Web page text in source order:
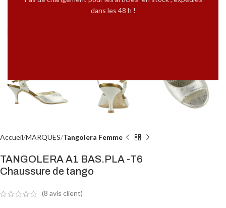
dans les 48 h !
Accueil MARQUES Tangolera Femme
TANGOLERA A1 BAS.PLA -T6
Chaussure de tango
(8 avis client)